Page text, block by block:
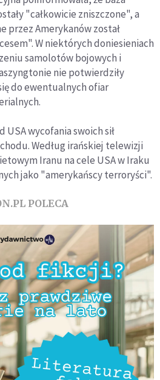
"całkowicie zniszczone", a
przez Amerykanów został
W niektórych doniesieniach
samolotów bojowych i
nie potwierdziły
do ewentualnych ofiar
USA wycofania swoich sił
Według irańskiej telewizji
Iranu na cele USA w Iraku
jako "amerykańscy terroryści".
POLECA